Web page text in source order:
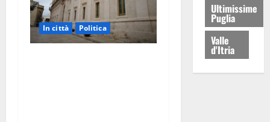
In città Politica
Ultimissime
Puglia
Valle
d'Itria